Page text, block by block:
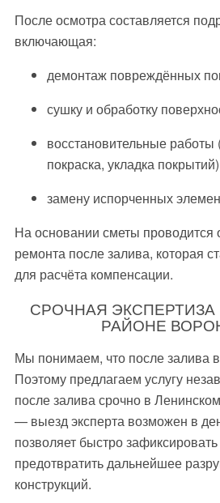
После осмотра составляется
включающая:
демонтаж повреждённых
сушку и обработку
восстановительные работы
покраска, укладка
замену испорченных
На основании сметы проводится
ремонта после залива, которая
для расчёта компенсации.
СРОЧНАЯ
РАЙОНЕ
Мы понимаем, что после залива
Поэтому предлагаем услугу
после залива срочно в
— выезд эксперта возможен в
позволяет быстро
предотвратить дальнейшее
конструкций.